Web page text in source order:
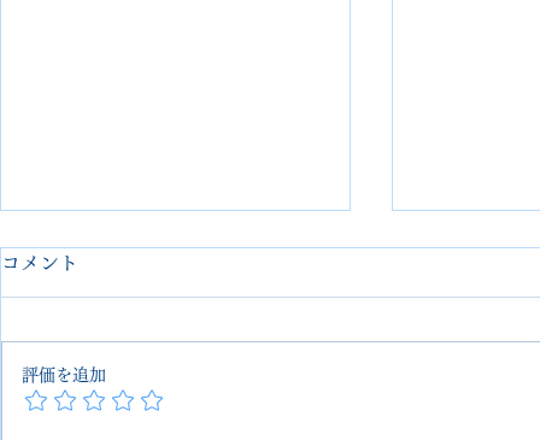
コメント
評価を追加